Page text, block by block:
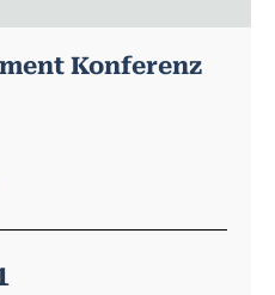
Konferenz